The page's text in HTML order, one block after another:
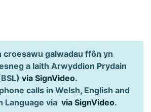
croesawu galwadau ffôn yn
a Iaith Arwyddion Prydain
via SignVideo.
calls in Welsh, English and
Language via via SignVideo.